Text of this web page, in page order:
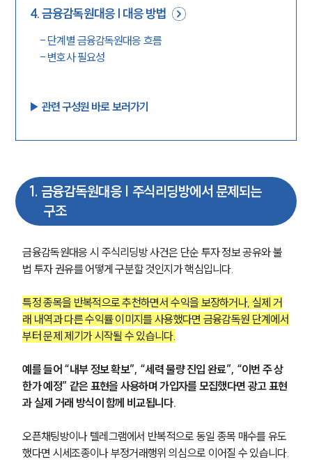
4.금융감독원대응 | 대응 방법
- 단계별 금융감독원대응 흐름
- 변호사 필요성
▶︎ 관련 구성원 바로 보러가기
1. 금융감독원대응 | 주식리딩방에서 문제되는
구조
금융감독원대응 시 주식리딩방 사건은 단순 투자 정보 공유와 불
법 투자 권유를 어떻게 구분할 것인지가 핵심입니다.
특정 종목을 반복적으로 추천하면서 수익을 보장하거나, 실제 거
래 내역과 다른 수익률 이미지를 사용했다면 금융감독원 단계에서
부터 문제 제기가 시작될 수 있습니다.
예를 들어 “내부 정보 확보”, “세력 물량 진입 완료”, “이번 주 상
한가 예정” 같은 표현을 사용하며 가입자를 모집했다면 광고 표현
과 실제 거래 방식이 함께 비교됩니다.
오픈채팅방이나 텔레그램에서 반복적으로 동일 종목 매수를 유도
했다면 시세조종이나 부정거래행위 의심으로 이어질 수 있습니다.